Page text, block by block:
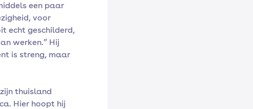
een paar
voor
echt geschilderd,
werken.” Hij
is streng, maar
thuisland
Hier hoopt hij